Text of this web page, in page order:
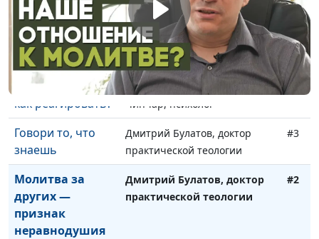
Разные точки
зрения - как
обсуждать?
Юлия Синицына, Анастасия
Чипчар, психолог
На тебя кричат -
как реагировать?
Юлия Синицына, Анастасия
Чипчар, психолог
#4
Говори то, что
знаешь
Дмитрий Булатов, доктор
практической теологии
#3
Молитва за
других —
признак
неравнодушия
Дмитрий Булатов, доктор
практической теологии
#2